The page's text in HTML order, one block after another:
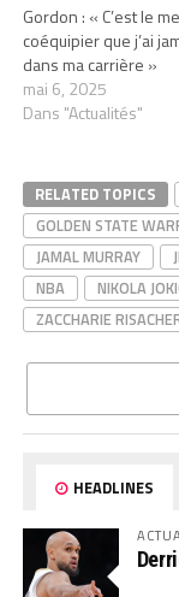
Gordon : « C’est le
coéquipier que j’ai
dans ma carrière »
mai 6, 2025
Dans "Actualités"
RELATED TOPICS
GOLDEN STATE
JAMAL MURRAY
NBA
NIKOLA
ZACCHARIE
HEADLINES